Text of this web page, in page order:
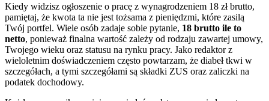
Kiedy widzisz ogłoszenie o pracę z wynagrodzeniem 18 zł brutto,
pamiętaj, że kwota ta nie jest tożsama z pieniędzmi, które zasilą
Twój portfel. Wiele osób zadaje sobie pytanie, 18 brutto ile to
netto, ponieważ finalna wartość zależy od rodzaju zawartej umowy,
Twojego wieku oraz statusu na rynku pracy. Jako redaktor z
wieloletnim doświadczeniem często powtarzam, że diabeł tkwi w
szczegółach, a tymi szczegółami są składki ZUS oraz zaliczki na
podatek dochodowy.